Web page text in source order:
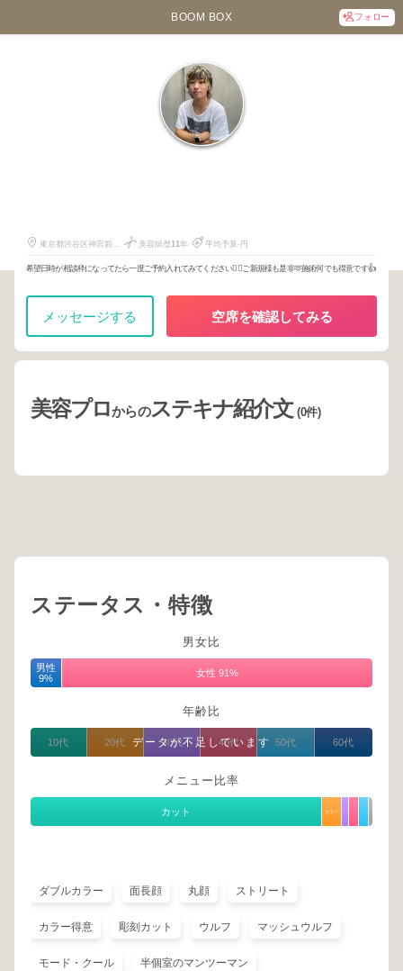
BOOM BOX フォロー
東京都渋谷区神宮前4-
美容師歴11年 平均予算-円
希望日時が相談枠になってたら一度ご予約入れてみてください🙇‍♂️ご新規様も是非🫶施術何でも得意です👍
メッセージする 空席を確認してみる
美容プロからのステキナ紹介文(0件)
ステータス・特徴
男女比
男性
9%
女性 91%
年齢比
データが不足しています
10代 20代 30代 40代 50代 60代
メニュー比率
カット カラー
ダブルカラー 面長顔 丸顔 ストリート
カラー得意 彫刻カット ウルフ マッシュウルフ
モード・クール 半個室のマンツーマン